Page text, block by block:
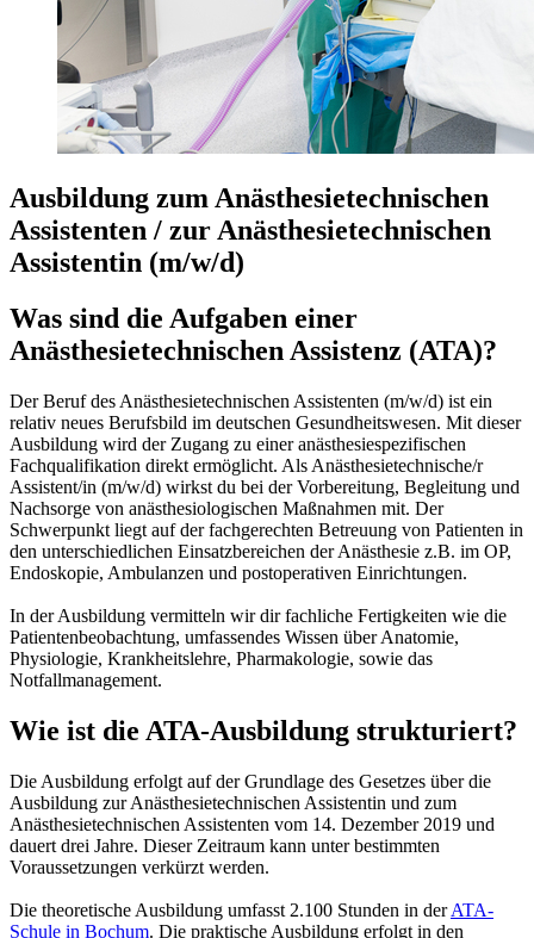
Ausbildung zum Anästhesietechnischen
Assistenten / zur Anästhesietechnischen
Assistentin (m/w/d)
Was sind die Aufgaben einer
Anästhesietechnischen Assistenz (ATA)?
Der Beruf des Anästhesietechnischen Assistenten (m/w/d) ist ein
relativ neues Berufsbild im deutschen Gesundheitswesen. Mit dieser
Ausbildung wird der Zugang zu einer anästhesiespezifischen
Fachqualifikation direkt ermöglicht. Als Anästhesietechnische/r
Assistent/in (m/w/d) wirkst du bei der Vorbereitung, Begleitung und
Nachsorge von anästhesiologischen Maßnahmen mit. Der
Schwerpunkt liegt auf der fachgerechten Betreuung von Patienten in
den unterschiedlichen Einsatzbereichen der Anästhesie z.B. im OP,
Endoskopie, Ambulanzen und postoperativen Einrichtungen.
In der Ausbildung vermitteln wir dir fachliche Fertigkeiten wie die
Patientenbeobachtung, umfassendes Wissen über Anatomie,
Physiologie, Krankheitslehre, Pharmakologie, sowie das
Notfallmanagement.
Wie ist die ATA-Ausbildung strukturiert?
Die Ausbildung erfolgt auf der Grundlage des Gesetzes über die
Ausbildung zur Anästhesietechnischen Assistentin und zum
Anästhesietechnischen Assistenten vom 14. Dezember 2019 und
dauert drei Jahre. Dieser Zeitraum kann unter bestimmten
Voraussetzungen verkürzt werden.
Die theoretische Ausbildung umfasst 2.100 Stunden in derATA-
Schule in Bochum. Die praktische Ausbildung erfolgt in den